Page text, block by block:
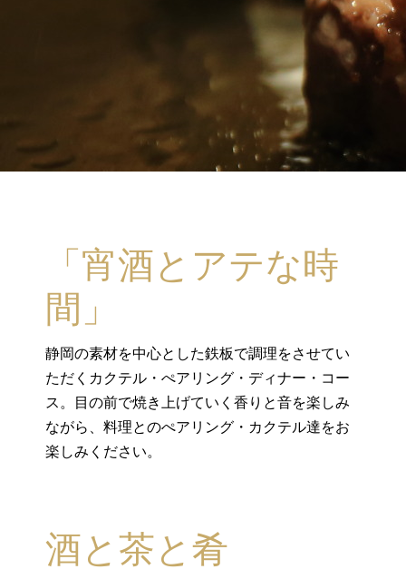
「宵酒とアテな時
間」
静岡の素材を中心とした鉄板で調理をさせてい
ただくカクテル・ぺアリング・ディナー・コー
ス。目の前で焼き上げていく香りと音を楽しみ
ながら、料理とのぺアリング・カクテル達をお
楽しみください。
酒と茶と肴